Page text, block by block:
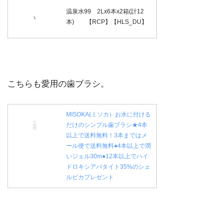
温泉水99 2Lx6本x2箱(計12
本) 【RCP】【HLS_DU】
こちらも愛用の歯ブラシ。
MISOKA(ミソカ）お水に付ける
だけのシンプル歯ブラシ★4本
以上で送料無料！3本まではメ
ール便で送料無料●4本以上で潤
いジェル30m●12本以上でハイ
ドロキシアパタイト35%のシェ
ルピカプレゼント